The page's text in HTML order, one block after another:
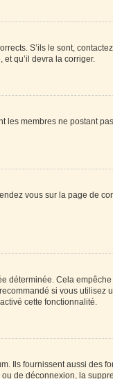
S’ils le sont,
qu’il devra la corriger.
les membres ne postant
vous sur la page de
Cela
si vous
cette fonctionnalité.
Ils fournissent aussi des
de déconnexion, la